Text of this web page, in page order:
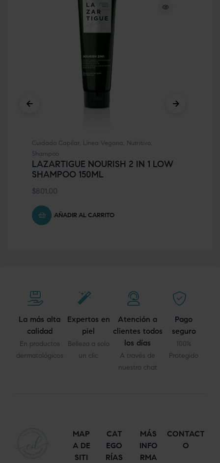
Cuidado Capilar, Línea Vegana, Nutritivo,
Shampoo
LAZARTIGUE NOURISH 2 IN 1 LOW
SHAMPOO 150ML
$801.00
AÑADIR AL CARRITO
La más alta
calidad
En productos
dermatológicos
Expertos en
piel
Belleza a solo
un clic
Atención a
clientes todos
los días
A través de
nuestro chat
Pago
seguro
100%
Protegido
MAP
A DE
SITI
CAT
EGO
RÍAS
MÁS
INFO
RMA
CONTACT
O